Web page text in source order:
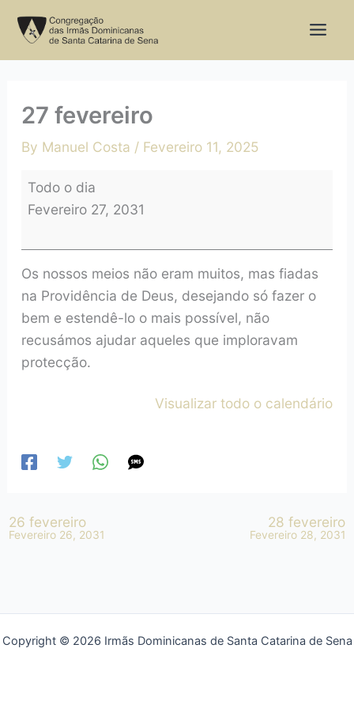
27 fevereiro
By Manuel Costa / Fevereiro 11, 2025
fevereiro
Todo o dia
Fevereiro 27, 2031
Os nossos meios não eram muitos, mas fiadas
na Providência de Deus, desejando só fazer o
bem e estendê-lo o mais possível, não
recusámos ajudar aqueles que imploravam
protecção.
Visualizar todo o calendário
26 fevereiro
Fevereiro 26, 2031
28 fevereiro
Fevereiro 28, 2031
Copyright © 2026 Irmãs Dominicanas de Santa Catarina de Sena